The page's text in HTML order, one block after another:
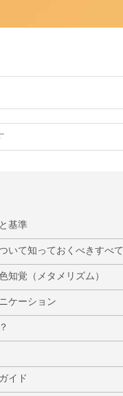
基準
いて知っておくべきすべて
知覚（メタメリズム）
ケーション
イド